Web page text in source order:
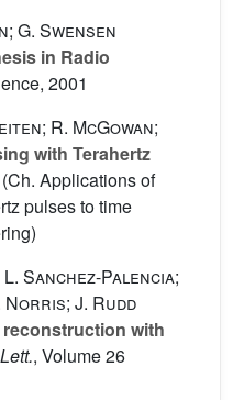
G. Swensen
in Radio
2001
R. McGowan;
with Terahertz
Applications of
pulses to time
Sanchez-Palencia;
Norris; J. Rudd
with
, Volume 26